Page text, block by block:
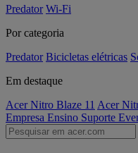
Predator Wi-Fi
Por categoria
Predator Bicicletas elétricas
Em destaque
Acer Nitro Blaze 11 Acer
Empresa Ensino Suporte